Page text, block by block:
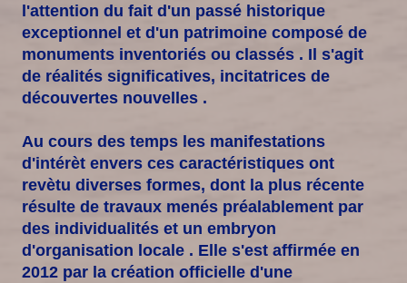
l'attention du fait d'un passé historique
exceptionnel et d'un patrimoine composé de
monuments inventoriés ou classés . Il s'agit
de réalités significatives, incitatrices de
découvertes nouvelles .
Au cours des temps les manifestations
d'intérèt envers ces caractéristiques ont
revètu diverses formes, dont la plus récente
résulte de travaux menés préalablement par
des individualités et un embryon
d'organisation locale . Elle s'est affirmée en
2012 par la création officielle d'une